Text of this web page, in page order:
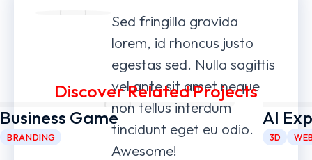
Sed fringilla gravida
lorem, id rhoncus justo
egestas sed. Nulla sagittis
vel ante sit amet neque
non tellus interdum
tincidunt eget eu odio.
Awesome!
Discover Related Projects
Business Game
BRANDING
AI
3D